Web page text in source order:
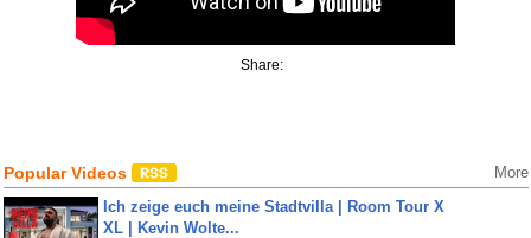
Share:
Popular Videos More
Ich zeige euch meine Stadtvilla | Room Tour X
XL | Kevin Wolte...